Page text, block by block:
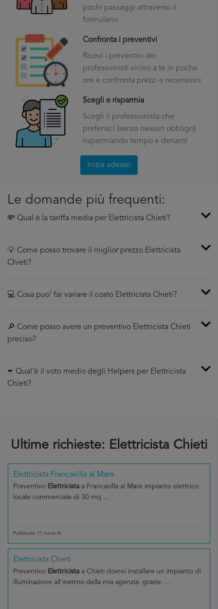
pochi passaggi attraverso il
formulario
Confronta i preventivi
Ricevi i preventivi dei
professionisti vicino a te in poche
ore e confronta prezzi e recensioni
Scegli e risparmia
Scegli il professionista che
preferisci (senza nessun obbligo)
risparmiando tempo e denaro!
Inizia adesso
Le domande più frequenti:
💸 Qual è la tariffa media per Elettricista Chieti?
💡 Come posso trovare il miglior prezzo Elettricista
Chieti?
💻 Cosa puo’ far variare il costo Elettricista Chieti?
🔎 Come posso avere un preventivo Elettricista Chieti
preciso?
✒ Qual’è il voto medio degli Helpers per Elettricista
Chieti?
Ultime richieste: Elettricista Chieti
Elettricista Francavilla al Mare
Preventivo Elettricista a Francavilla al Mare impianto elettrico
locale commerciale di 30 mq ...
Pubblicato 17 minuti fà
Elettricista Chieti
Preventivo Elettricista a Chieti dovrei installare un impianto di
illuminazione all'inetrno della mia agenzia. grazie. ...